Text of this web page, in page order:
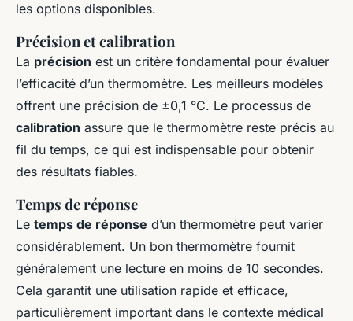
les options disponibles.
Précision et calibration
La précision est un critère fondamental pour évaluer
l’efficacité d’un thermomètre. Les meilleurs modèles
offrent une précision de ±0,1 °C. Le processus de
calibration assure que le thermomètre reste précis au
fil du temps, ce qui est indispensable pour obtenir
des résultats fiables.
Temps de réponse
Le temps de réponse d’un thermomètre peut varier
considérablement. Un bon thermomètre fournit
généralement une lecture en moins de 10 secondes.
Cela garantit une utilisation rapide et efficace,
particulièrement important dans le contexte médical